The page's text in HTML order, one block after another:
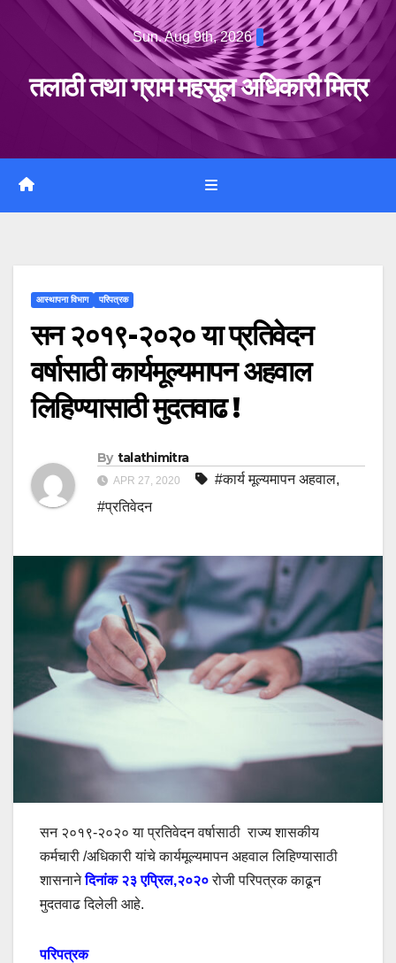
Sun. Aug 9th, 2026
तलाठी तथा ग्राम महसूल अधिकारी मित्र
आस्थापना विभाग परिपत्रक
सन २०१९-२०२० या प्रतिवेदन
वर्षासाठी कार्यमूल्यमापन अहवाल
लिहिण्यासाठी मुदतवाढ !
By talathimitra
APR 27, 2020 #कार्य मूल्यमापन अहवाल,
#प्रतिवेदन
सन २०१९-२०२० या प्रतिवेदन वर्षासाठी राज्य शासकीय
कर्मचारी /अधिकारी यांचे कार्यमूल्यमापन अहवाल लिहिण्यासाठी
शासनानेदिनांक २३ एप्रिल,२०२० रोजी परिपत्रक काढून
मुदतवाढ दिलेली आहे.
परिपत्रक